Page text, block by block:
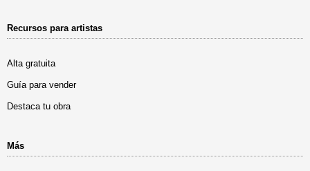
Recursos para artistas
Alta gratuita
Guía para vender
Destaca tu obra
Más